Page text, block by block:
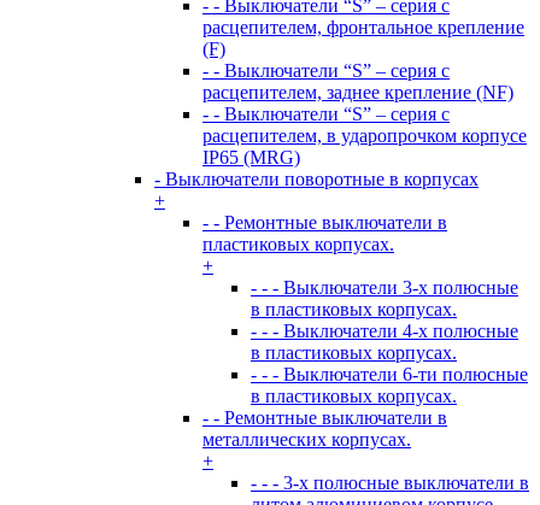
- - Выключатели “S” – серия с
расцепителем, фронтальное крепление
(F)
- - Выключатели “S” – серия с
расцепителем, заднее крепление (NF)
- - Выключатели “S” – серия с
расцепителем, в ударопрочком корпусе
IP65 (MRG)
- Выключатели поворотные в корпусах
+
- - Ремонтные выключатели в
пластиковых корпусах.
+
- - - Выключатели 3-х полюсные
в пластиковых корпусах.
- - - Выключатели 4-х полюсные
в пластиковых корпусах.
- - - Выключатели 6-ти полюсные
в пластиковых корпусах.
- - Ремонтные выключатели в
металлических корпусах.
+
- - - 3-х полюсные выключатели в